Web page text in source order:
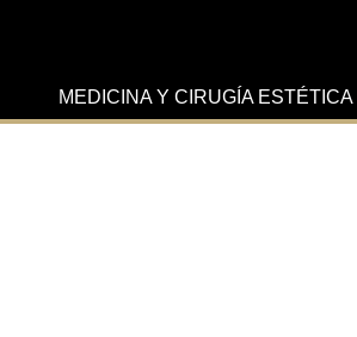
MEDICINA Y CIRUGÍA ESTÉTICA|